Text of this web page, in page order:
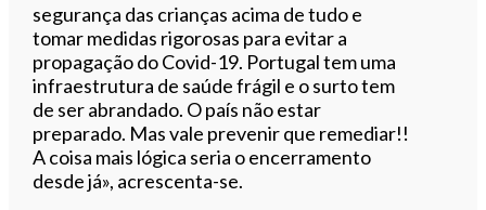
segurança das crianças acima de tudo e
tomar medidas rigorosas para evitar a
propagação do Covid-19. Portugal tem uma
infraestrutura de saúde frágil e o surto tem
de ser abrandado. O país não estar
preparado. Mas vale prevenir que remediar!!
A coisa mais lógica seria o encerramento
desde já», acrescenta-se.